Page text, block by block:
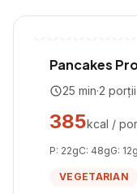
Pancakes
25 min·2 porții
385kcal /
P: 22gC: 48gG: 12g
VEGETARIAN